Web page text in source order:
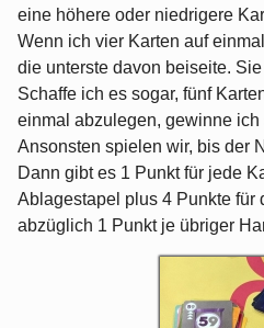
eine höhere oder niedrigere
Wenn ich vier Karten auf
die unterste davon beiseite.
Schaffe ich es sogar, fünf
einmal abzulegen, gewinne ich
Ansonsten spielen wir, bis der
Dann gibt es 1 Punkt für jede
Ablagestapel plus 4 Punkte für
abzüglich 1 Punkt je übriger